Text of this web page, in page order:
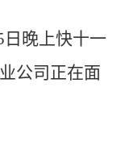
日晚上快十一
公司正在面